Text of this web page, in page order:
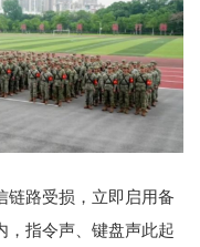
链路受损，立即启用备
，指令声、键盘声此起